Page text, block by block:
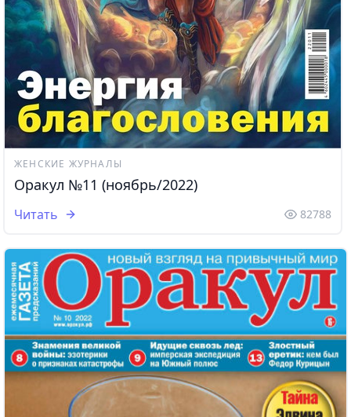
ЖЕНСКИЕ ЖУРНАЛЫ
Оракул №11 (ноябрь/2022)
Читать 82788